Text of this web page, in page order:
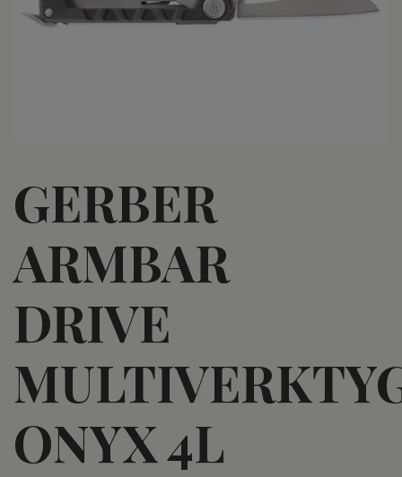
GERBER
ARMBAR
DRIVE
ONYX 4L